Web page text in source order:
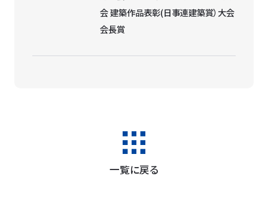
会 建築作品表彰(日事連建築賞）大会
会長賞
一覧に戻る